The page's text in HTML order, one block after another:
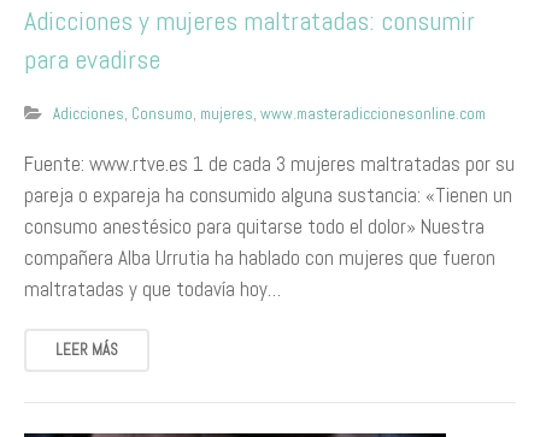
Adicciones y mujeres maltratadas: consumir
para evadirse
Adicciones, Consumo, mujeres, www.masteradiccionesonline.com
Fuente: www.rtve.es 1 de cada 3 mujeres maltratadas por su
pareja o expareja ha consumido alguna sustancia: «Tienen un
consumo anestésico para quitarse todo el dolor» Nuestra
compañera Alba Urrutia ha hablado con mujeres que fueron
maltratadas y que todavía hoy…
LEER MÁS